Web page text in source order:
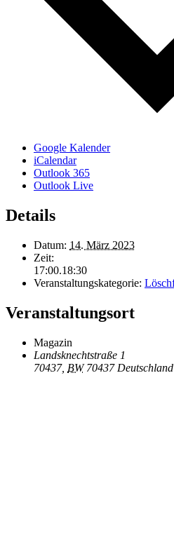
Google Kalender
iCalendar
Outlook 365
Outlook Live
Details
Datum: 14. März 2023
Zeit:
17:00.18:30
Veranstaltungskategorie:
Veranstaltungsort
Magazin
Landsknechtstraße 1
70437, BW 70437 Deutschland